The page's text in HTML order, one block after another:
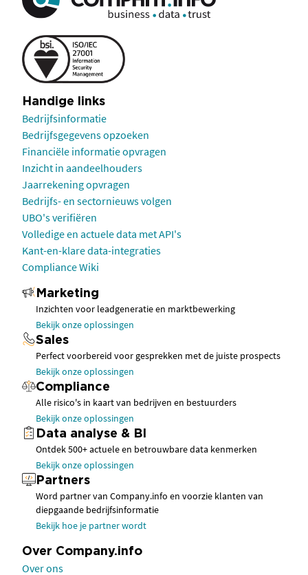
Handige links
Bedrijfsinformatie
Bedrijfsgegevens opzoeken
Financiële informatie opvragen
Inzicht in aandeelhouders
Jaarrekening opvragen
Bedrijfs- en sectornieuws volgen
UBO's verifiëren
Volledige en actuele data met API's
Kant-en-klare data-integraties
Compliance Wiki
Marketing
Inzichten voor leadgeneratie en marktbewerking
Bekijk onze oplossingen
Sales
Perfect voorbereid voor gesprekken met de juiste prospects
Bekijk onze oplossingen
Compliance
Alle risico's in kaart van bedrijven en bestuurders
Bekijk onze oplossingen
Data analyse & BI
Ontdek 500+ actuele en betrouwbare data kenmerken
Bekijk onze oplossingen
Partners
Word partner van Company.info en voorzie klanten van
diepgaande bedrijfsinformatie
Bekijk hoe je partner wordt
Over Company.info
Over ons